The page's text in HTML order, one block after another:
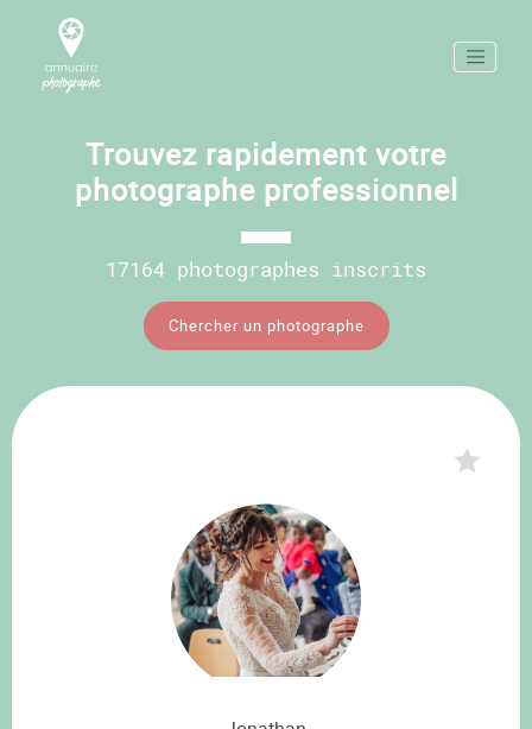
Trouvez rapidement votre
photographe professionnel
17164 photographes inscrits
Chercher un photographe